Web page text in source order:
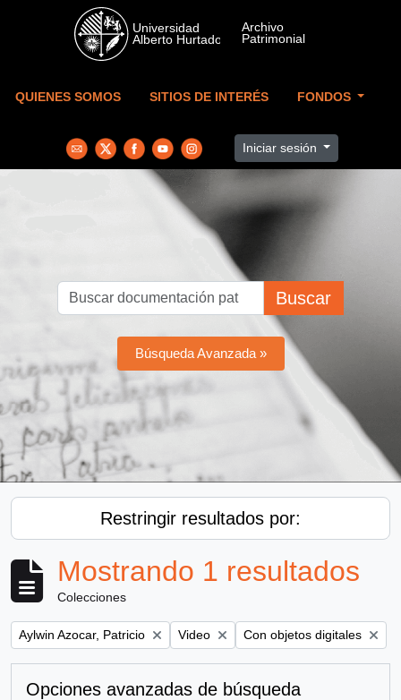
Skip to main content
QUIENES SOMOS SITIOS DE INTERÉS FONDOS
Iniciar sesión
Buscar
Búsqueda Avanzada »
Restringir resultados por:
Mostrando 1 resultados
Colecciones
Remove filter:
Aylwin Azocar, Patricio Remove filter:
Video Remove filter:
Con objetos digitales
Opciones avanzadas de búsqueda